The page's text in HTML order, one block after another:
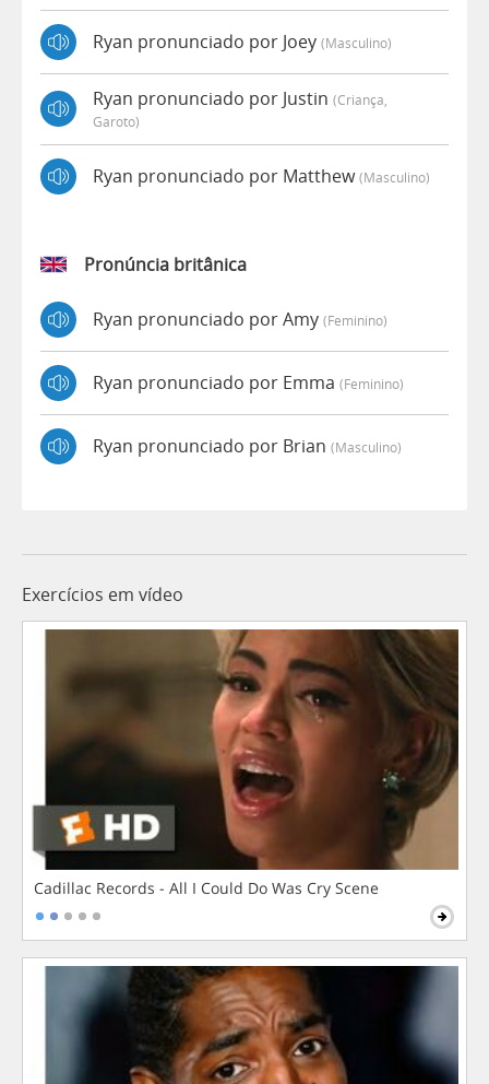
Ryan pronunciado por Joey (masculino)
Ryan pronunciado por Justin (criança,
Garoto)
Ryan pronunciado por Matthew(masculino)
Pronúncia britânica
Ryan pronunciado por Amy (feminino)
Ryan pronunciado por Emma (feminino)
Ryan pronunciado por Brian (masculino)
Exercícios em vídeo
Cadillac Records - All I Could Do Was Cry Scene